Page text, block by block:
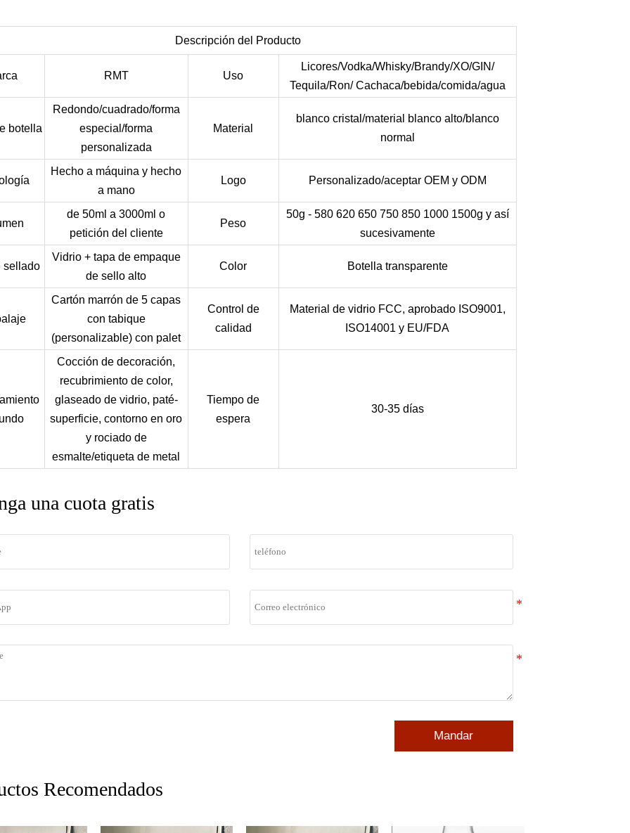
Descripción del Producto
RMT Uso
Licores/Vodka/Whisky/Brandy/XO/GIN/
Tequila/Ron/ Cachaca/bebida/comida/agua
botella
Redondo/cuadrado/forma
especial/forma
personalizada
Material
blanco cristal/material blanco alto/blanco
normal
Hecho a máquina y hecho
a mano
Logo Personalizado/aceptar OEM y ODM
de 50ml a 3000ml o
petición del cliente
Peso
50g - 580 620 650 750 850 1000 1500g y así
sucesivamente
sellado
Vidrio + tapa de empaque
de sello alto
Color Botella transparente
Cartón marrón de 5 capas
con tabique
(personalizable) con palet
Control de
calidad
Material de vidrio FCC, aprobado ISO9001,
ISO14001 y EU/FDA
Cocción de decoración,
recubrimiento de color,
glaseado de vidrio, paté-
superficie, contorno en oro
y rociado de
esmalte/etiqueta de metal
Tiempo de
espera
30-35 días
una cuota gratis
Mandar
Recomendados